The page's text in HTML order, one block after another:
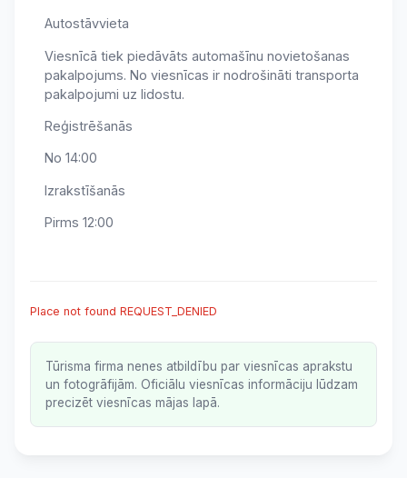
Autostāvvieta
Viesnīcā tiek piedāvāts automašīnu novietošanas
pakalpojums. No viesnīcas ir nodrošināti transporta
pakalpojumi uz lidostu.
Reģistrēšanās
No 14:00
Izrakstīšanās
Pirms 12:00
Place not found REQUEST_DENIED
Tūrisma firma nenes atbildību par viesnīcas aprakstu
un fotogrāfijām. Oficiālu viesnīcas informāciju lūdzam
precizēt viesnīcas mājas lapā.